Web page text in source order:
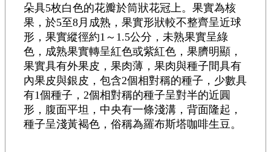
朵具5枚白色的花瓣於筒狀花冠上。果實為核
果，於5至8月成熟，果實形狀較不整齊呈近球
形，果實縱徑約1～1.5公分，未熟果實呈綠
色，成熟果實轉呈紅色或紫紅色，果臍明顯，
果實具有外果皮，果肉薄，果肉與種子間具有
內果皮與銀皮，包含2個相對稱的種子，少數具
有1個種子，2個相對稱的種子呈對半的近圓
形，腹面平坦，中央有一條淺溝，背面隆起，
種子呈淺黃褐色，俗稱為羅布斯塔咖啡生豆。